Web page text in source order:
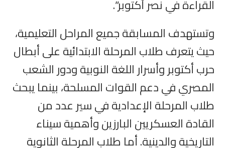
القراءة في نصر أكتوبر”.
وتستهدف المسابقة جميع المراحل التعليمية،
حيث يتعرف طلاب المرحلة الابتدائية على أبطال
حرب أكتوبر وأسرار اللغة النوبية ودور الشعب
المصري في دعم القوات المسلحة، بينما يبحث
طلاب المرحلة الإعدادية في سير عدد من
القادة العسكريين البارزين وأهمية سيناء
التاريخية والدينية. أما طلاب المرحلة الثانوية